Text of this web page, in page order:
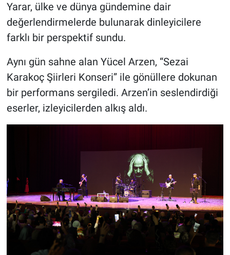
Yarar, ülke ve dünya gündemine dair
değerlendirmelerde bulunarak dinleyicilere
farklı bir perspektif sundu.
Aynı gün sahne alan Yücel Arzen, “Sezai
Karakoç Şiirleri Konseri” ile gönüllere dokunan
bir performans sergiledi. Arzen’in seslendirdiği
eserler, izleyicilerden alkış aldı.